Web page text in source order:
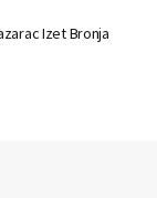
Izet Bronja